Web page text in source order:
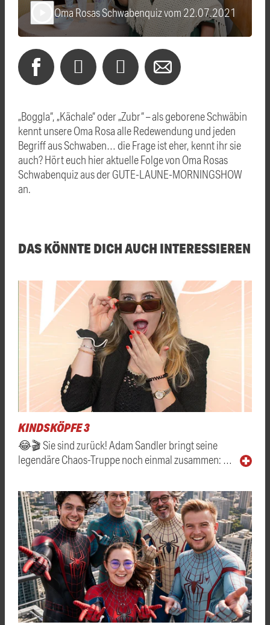
Oma Rosas Schwabenquiz vom 22.07.2021
„Boggla“, „Kächale“ oder „Zubr“ – als geborene Schwäbin
kennt unsere Oma Rosa alle Redewendung und jeden
Begriff aus Schwaben… die Frage ist eher, kennt ihr sie
auch? Hört euch hier aktuelle Folge von Oma Rosas
Schwabenquiz aus der GUTE-LAUNE-MORNINGSHOW
an.
DAS KÖNNTE DICH AUCH INTERESSIEREN
KINDSKÖPFE 3
😂🎬 Sie sind zurück! Adam Sandler bringt seine
legendäre Chaos-Truppe noch einmal zusammen: …